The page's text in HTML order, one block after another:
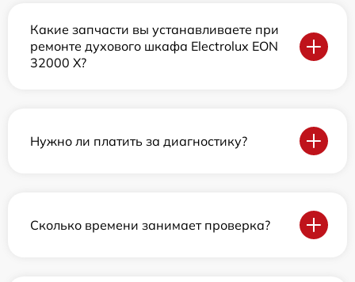
Какие запчасти вы устанавливаете при
ремонте духового шкафа Electrolux EON
32000 X?
Нужно ли платить за диагностику?
Сколько времени занимает проверка?